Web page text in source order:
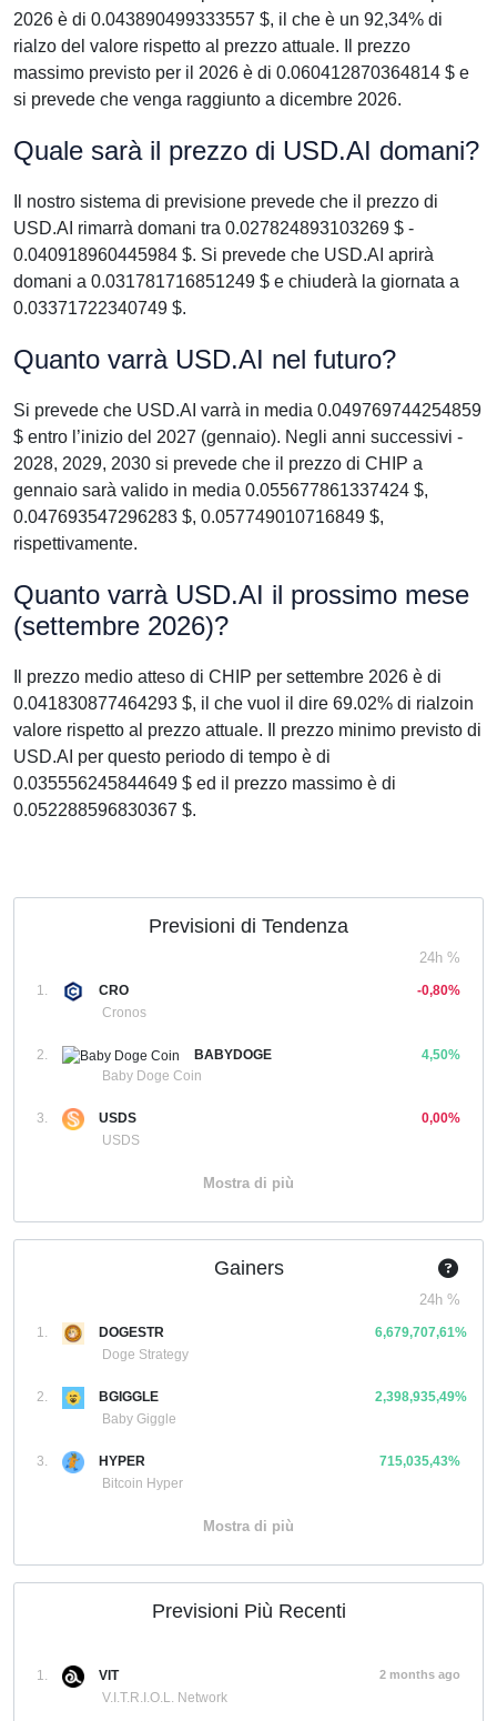
2026 è di 0.043890499333557 $, il che è un 92,34% di
rialzo del valore rispetto al prezzo attuale. Il prezzo
massimo previsto per il 2026 è di 0.060412870364814 $ e
si prevede che venga raggiunto a dicembre 2026.
Quale sarà il prezzo di USD.AI domani?
Il nostro sistema di previsione prevede che il prezzo di
USD.AI rimarrà domani tra 0.027824893103269 $ -
0.040918960445984 $. Si prevede che USD.AI aprirà
domani a 0.031781716851249 $ e chiuderà la giornata a
0.03371722340749 $.
Quanto varrà USD.AI nel futuro?
Si prevede che USD.AI varrà in media 0.049769744254859
$ entro l’inizio del 2027 (gennaio). Negli anni successivi -
2028, 2029, 2030 si prevede che il prezzo di CHIP a
gennaio sarà valido in media 0.055677861337424 $,
0.047693547296283 $, 0.057749010716849 $,
rispettivamente.
Quanto varrà USD.AI il prossimo mese
(settembre 2026)?
Il prezzo medio atteso di CHIP per settembre 2026 è di
0.041830877464293 $, il che vuol il dire 69.02% di rialzoin
valore rispetto al prezzo attuale. Il prezzo minimo previsto di
USD.AI per questo periodo di tempo è di
0.035556245844649 $ ed il prezzo massimo è di
0.052288596830367 $.
Previsioni di Tendenza
24h %
1.
CRO
Cronos
-0,80%
2.
BABYDOGE
Baby Doge Coin
4,50%
3.
USDS
USDS
0,00%
Mostra di più
Gainers
24h %
1.
DOGESTR
Doge Strategy
6,679,707,61%
2.
BGIGGLE
Baby Giggle
2,398,935,49%
3.
HYPER
Bitcoin Hyper
715,035,43%
Mostra di più
Previsioni Più Recenti
1.
VIT
V.I.T.R.I.O.L. Network
2 months ago